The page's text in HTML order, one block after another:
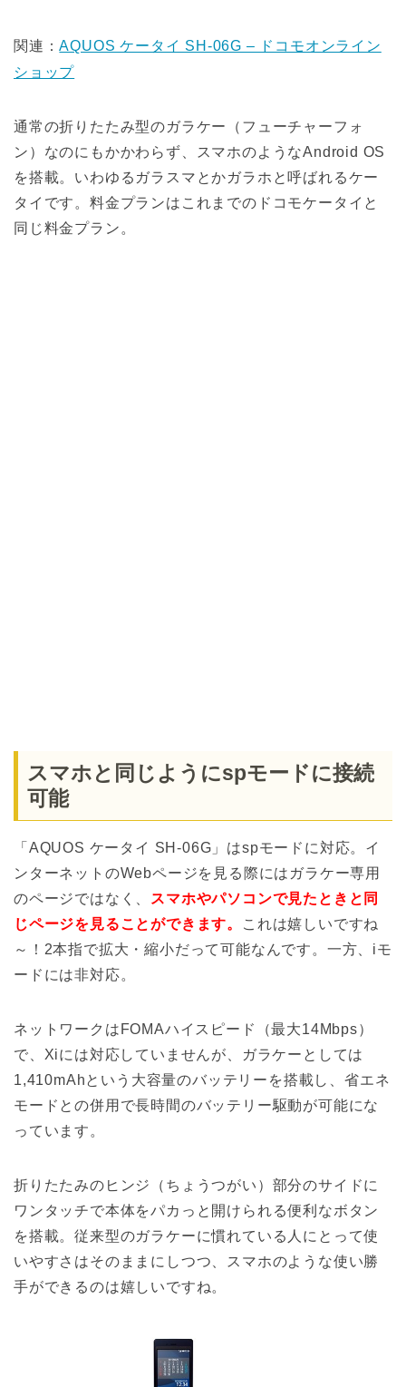
関連：AQUOS ケータイ SH-06G – ドコモオンライン
ショップ
通常の折りたたみ型のガラケー（フューチャーフォ
ン）なのにもかかわらず、スマホのようなAndroid OS
を搭載。いわゆるガラスマとかガラホと呼ばれるケー
タイです。料金プランはこれまでのドコモケータイと
同じ料金プラン。
スマホと同じようにspモードに接続
可能
「AQUOS ケータイ SH-06G」はspモードに対応。イ
ンターネットのWebページを見る際にはガラケー専用
のページではなく、
スマホやパソコンで見たときと同
じページを見ることができます。
これは嬉しいですね
～！2本指で拡大・縮小だって可能なんです。一方、iモ
ードには非対応。
ネットワークはFOMAハイスピード（最大14Mbps）
で、Xiには対応していませんが、ガラケーとしては
1,410mAhという大容量のバッテリーを搭載し、省エネ
モードとの併用で長時間のバッテリー駆動が可能にな
っています。
折りたたみのヒンジ（ちょうつがい）部分のサイドに
ワンタッチで本体をパカっと開けられる便利なボタン
を搭載。従来型のガラケーに慣れている人にとって使
いやすさはそのままにしつつ、スマホのような使い勝
手ができるのは嬉しいですね。